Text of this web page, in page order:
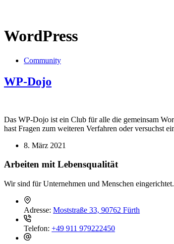
WordPress
Community
WP-Dojo
Das WP-Dojo ist ein Club für alle die gemeinsam
hast Fragen zum weiteren Verfahren oder versuchst
8. März 2021
Arbeiten mit Lebensqualität
Wir sind für Unternehmen und Menschen eingerichtet.
Adresse: Moststraße 33, 90762 Fürth
Telefon: +49 911 979222450